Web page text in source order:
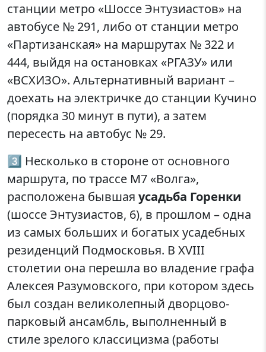
станции метро «Шоссе Энтузиастов» на
автобусе № 291, либо от станции метро
«Партизанская» на маршрутах № 322 и
444, выйдя на остановках «РГАЗУ» или
«ВСХИЗО». Альтернативный вариант –
доехать на электричке до станции Кучино
(порядка 30 минут в пути), а затем
пересесть на автобус № 29.
3️⃣ Несколько в стороне от основного
маршрута, по трассе М7 «Волга»,
расположена бывшая усадьба Горенки
(шоссе Энтузиастов, 6), в прошлом – одна
из самых больших и богатых усадебных
резиденций Подмосковья. В XVIII
столетии она перешла во владение графа
Алексея Разумовского, при котором здесь
был создан великолепный дворцово-
парковый ансамбль, выполненный в
стиле зрелого классицизма (работы